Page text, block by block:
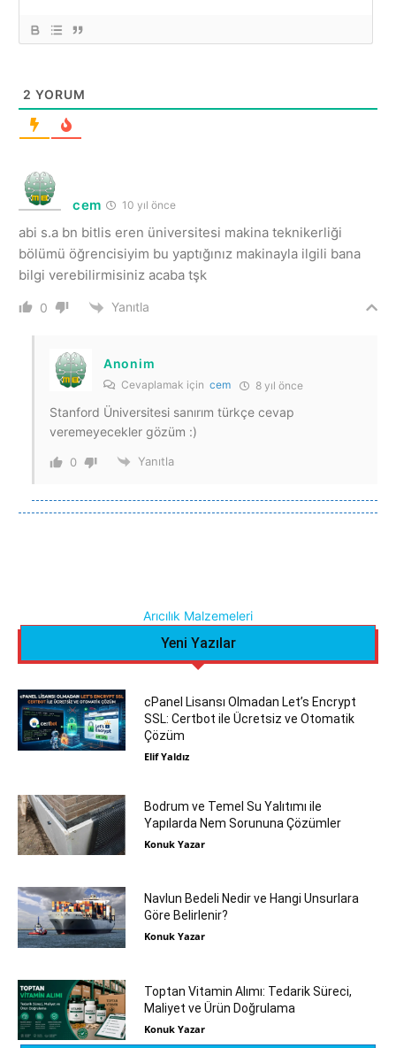
2 YORUM
cem 10 yıl önce
abi s.a bn bitlis eren üniversitesi makina teknikerliği
bölümü öğrencisiyim bu yaptığınız makinayla ilgili bana
bilgi verebilirmisiniz acaba tşk
0 Yanıtla
Anonim
Cevaplamak için cem 8 yıl önce
Stanford Üniversitesi sanırım türkçe cevap
veremeyecekler gözüm :)
0 Yanıtla
Arıcılık Malzemeleri
Yeni Yazılar
cPanel Lisansı Olmadan Let’s Encrypt
SSL: Certbot ile Ücretsiz ve Otomatik
Çözüm
Elif Yaldız
Bodrum ve Temel Su Yalıtımı ile
Yapılarda Nem Sorununa Çözümler
Konuk Yazar
Navlun Bedeli Nedir ve Hangi Unsurlara
Göre Belirlenir?
Konuk Yazar
Toptan Vitamin Alımı: Tedarik Süreci,
Maliyet ve Ürün Doğrulama
Konuk Yazar